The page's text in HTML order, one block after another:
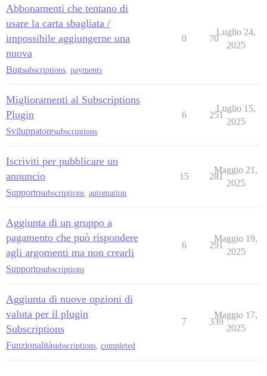
Abbonamenti che tentano di
usare la carta sbagliata /
impossibile aggiungerne una
nuova
Bugsubscriptions payments
0 70
Luglio 24,
2025
Miglioramenti al Subscriptions
Plugin
Sviluppatoresubscriptions
6 251
Luglio 15,
2025
Iscriviti per pubblicare un
annuncio
Supportosubscriptions automation
15 281
Maggio 21,
2025
Aggiunta di un gruppo a
pagamento che può rispondere
agli argomenti ma non crearli
Supportosubscriptions
6 291
Maggio 19,
2025
Aggiunta di nuove opzioni di
valuta per il plugin
Subscriptions
Funzionalitàsubscriptions completed
7 339
Maggio 17,
2025